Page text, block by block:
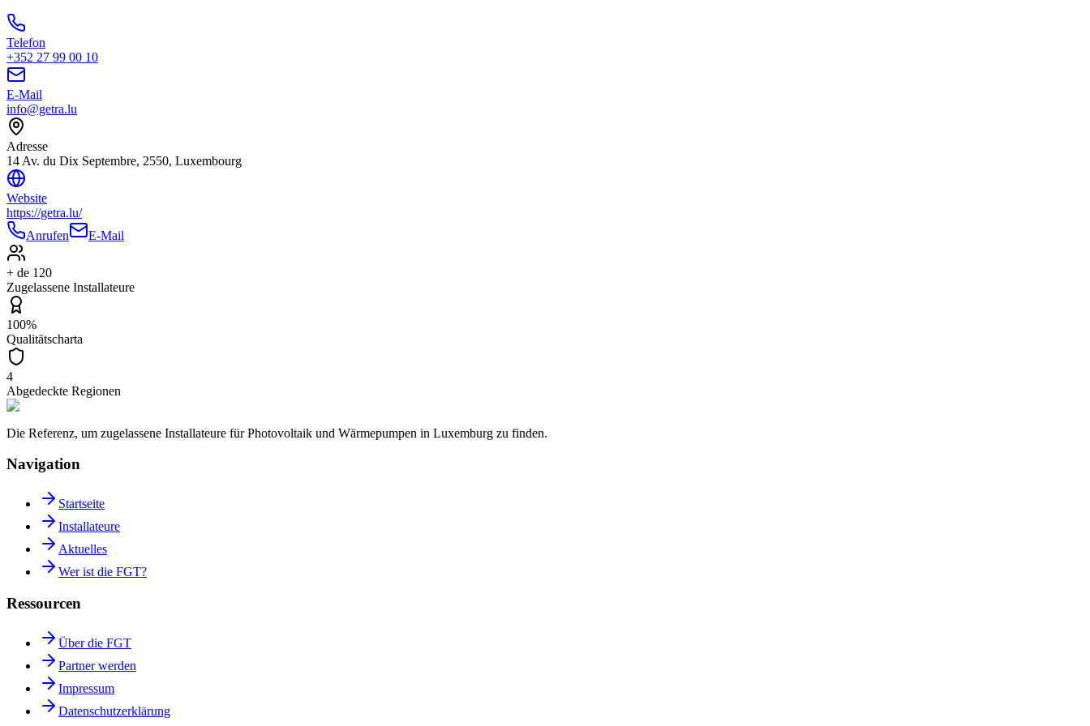
Telefon
+352 27 99 00 10
E-Mail
info@getra.lu
Adresse
14 Av. du Dix Septembre, 2550, Luxembourg
Website
https://getra.lu/
Anrufen
E-Mail
+ de 120
Zugelassene Installateure
100%
Qualitätscharta
4
Abgedeckte Regionen
Die Referenz, um zugelassene Installateure für Photovoltaik und Wärmepumpen in Luxemburg zu finden.
Navigation
Startseite
Installateure
Aktuelles
Wer ist die FGT?
Ressourcen
Über die FGT
Partner werden
Impressum
Datenschutzerklärung